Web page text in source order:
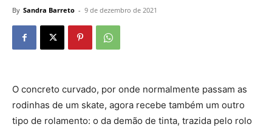
By Sandra Barreto - 9 de dezembro de 2021
O concreto curvado, por onde normalmente passam as
rodinhas de um skate, agora recebe também um outro
tipo de rolamento: o da demão de tinta, trazida pelo rolo